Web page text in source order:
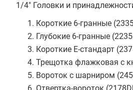
1/4" Головки и
Короткие 6-гранные
Глубокие 6-гранные
Короткие Е-стандарт
Трещотка флажковая с
Вороток с шарниром